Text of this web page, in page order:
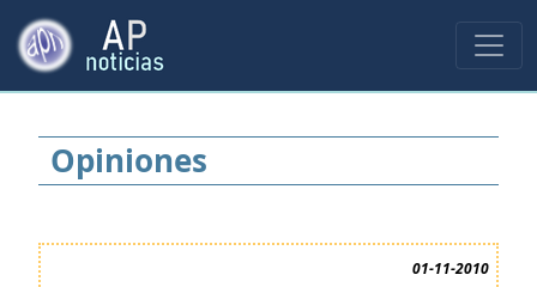
Opiniones
01-11-2010